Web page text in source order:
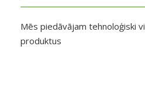
Mēs piedāvājam tehnoloģiski
produktus